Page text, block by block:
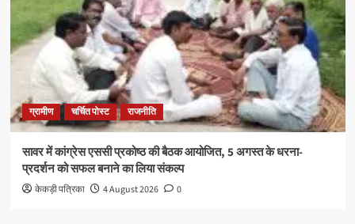
ग्रामीण चर्चित पोस्ट राजनीति
सावर में कांग्रेस एससी प्रकोष्ठ की बैठक आयोजित, 5 अगस्त के धरना-
प्रदर्शन को सफल बनाने का लिया संकल्प
केकड़ी पत्रिका 4 August 2026 0